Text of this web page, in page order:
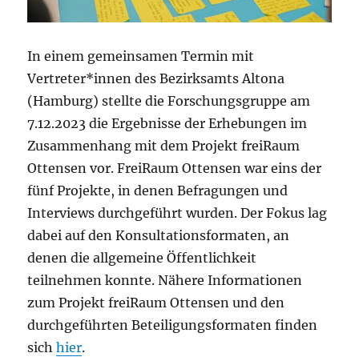
In einem gemeinsamen Termin mit
Vertreter*innen des Bezirksamts Altona
(Hamburg) stellte die Forschungsgruppe am
7.12.2023 die Ergebnisse der Erhebungen im
Zusammenhang mit dem Projekt freiRaum
Ottensen vor. FreiRaum Ottensen war eins der
fünf Projekte, in denen Befragungen und
Interviews durchgeführt wurden. Der Fokus lag
dabei auf den Konsultationsformaten, an
denen die allgemeine Öffentlichkeit
teilnehmen konnte. Nähere Informationen
zum Projekt freiRaum Ottensen und den
durchgeführten Beteiligungsformaten finden
sichhier.